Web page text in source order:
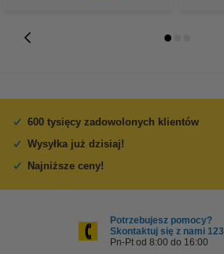
600 tysięcy zadowolonych klientów
Wysyłka już dzisiaj!
Najniższe ceny!
Potrzebujesz pomocy?
Skontaktuj się z nami
Pn-Pt od 8:00 do 16:00